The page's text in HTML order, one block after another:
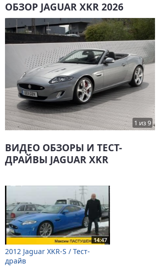
ОБЗОР JAGUAR XKR 2026
1 из 9
ВИДЕО ОБЗОРЫ И ТЕСТ-
ДРАЙВЫ JAGUAR XKR
14:47
2012 Jaguar XKR-S / Тест-
драйв